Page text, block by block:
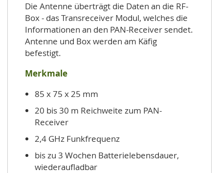
Die Antenne überträgt die Daten an die RF-
Box - das Transreceiver Modul, welches die
Informationen an den PAN-Receiver sendet.
Antenne und Box werden am Käfig
befestigt.
Merkmale
85 x 75 x 25 mm
20 bis 30 m Reichweite zum PAN-
Receiver
2,4 GHz Funkfrequenz
bis zu 3 Wochen Batterielebensdauer,
wiederaufladbar